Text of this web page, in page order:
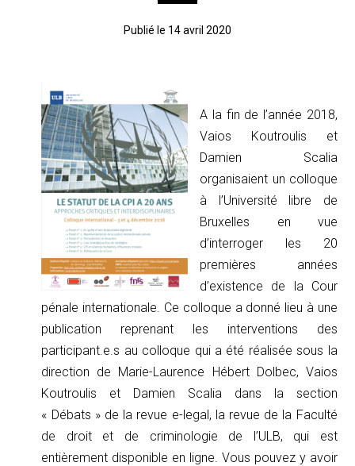
Publié le 14 avril 2020
A la fin de l’année 2018,
Vaios Koutroulis et
Damien Scalia
organisaient un colloque
à l’Université libre de
Bruxelles en vue
d’interroger les 20
premières années
d’existence de la Cour
pénale internationale. Ce colloque a donné lieu à une
publication reprenant les interventions des
participant.e.s au colloque qui a été réalisée sous la
direction de Marie-Laurence Hébert Dolbec, Vaios
Koutroulis et Damien Scalia dans la section
« Débats » de la revue e-legal, la revue de la Faculté
de droit et de criminologie de l’ULB, qui est
entièrement disponible en ligne. Vous pouvez y avoir